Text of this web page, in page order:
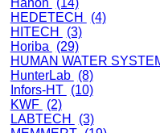
Hanon
(14)
HEDETECH
(4)
HITECH
(3)
Horiba
(29)
HUMAN WATER
HunterLab (8)
Infors-HT (10)
KWF (2)
LABTECH
(3)